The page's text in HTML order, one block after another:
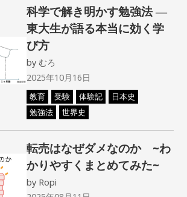
科学で解き明かす勉強法 ―
東大生が語る本当に効く学
び方
byむろ
2025年10月16日
教育 受験 体験記
日本史
勉強法
世界史
転売はなぜダメなのか ~わ
かりやすくまとめてみた~
by Ropi